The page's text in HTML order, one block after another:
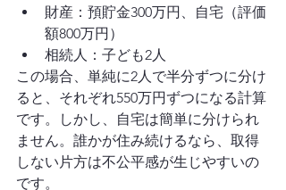
財産：預貯金300万円、自宅（評価
額800万円）
相続人：子ども2人
この場合、単純に2人で半分ずつに分け
ると、それぞれ550万円ずつになる計算
です。しかし、自宅は簡単に分けられ
ません。誰かが住み続けるなら、取得
しない片方は不公平感が生じやすいの
です。